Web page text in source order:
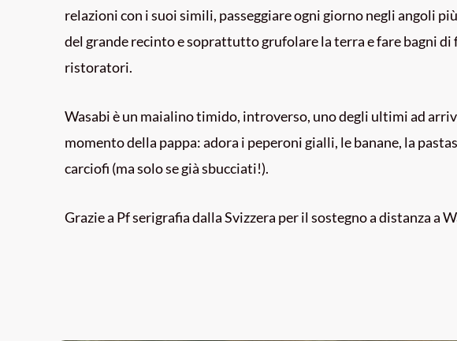
relazioni con i suoi simili, passeggiare ogni giorno negli angoli
del grande recinto e soprattutto grufolare la terra e fare bagni di
ristoratori.
Wasabi è un maialino timido, introverso, uno degli ultimi ad
momento della pappa: adora i peperoni gialli, le banane, la
carciofi (ma solo se già sbucciati!).
Grazie a Pf serigrafia dalla Svizzera per il sostegno a distanza a